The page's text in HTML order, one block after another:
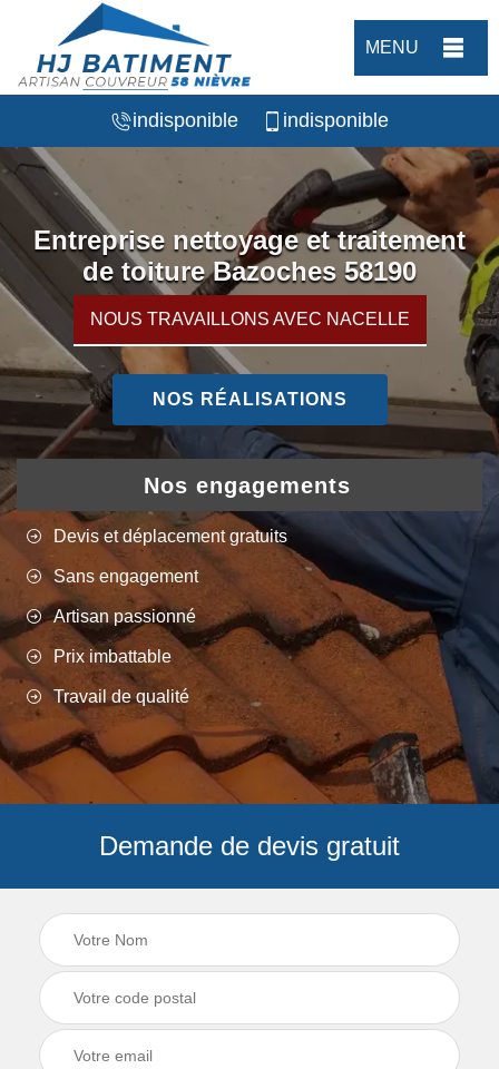
MENU
indisponible indisponible
Entreprise nettoyage et traitement
de toiture Bazoches 58190
NOUS TRAVAILLONS AVEC NACELLE
NOS RÉALISATIONS
Nos engagements
Devis et déplacement gratuits
Sans engagement
Artisan passionné
Prix imbattable
Travail de qualité
Demande de devis gratuit